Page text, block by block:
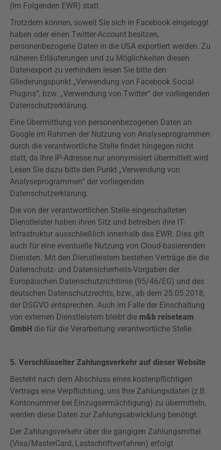
(Im Folgenden EWR) statt.
Trotzdem können, soweit Sie sich in Facebook eingeloggt
haben oder einen Twitter-Account besitzen,
personenbezogene Daten in die USA exportiert werden. Zu
näheren Erläuterungen und zu Möglichkeiten diesen
Datenexport zu verhindern lesen Sie bitte den
Gliederungspunkt „Verwendung von Facebook Social
Plugins“, bzw. „Verwendung von Twitter“ der vorliegenden
Datenschutzerklärung.
Eine Übermittlung von personenbezogenen Daten an
Google im Rahmen der Nutzung von Analyseprogrammen
durch die verantwortliche Stelle findet hingegen nicht
statt, da Ihre IP-Adresse nur anonymisiert übermittelt wird.
Lesen Sie dazu bitte den Punkt „Verwendung von
Analyseprogrammen“ der vorliegenden
Datenschutzerklärung.
Die von der verantwortlichen Stelle eingeschalteten
Dienstleister haben ihren Sitz und betreiben ihre IT-
Infrastruktur ausschließlich innerhalb des EWR. Dies gilt
auch für eine eventuelle Nutzung von Cloud-basierenden
Diensten. Mit den Dienstleistern bestehen Verträge die die
Datenschutz- und Datensicherheits-Vorgaben der
Europäischen Datenschutzrichtlinie (95/46/EG) und des
deutschen Datenschutzrechts, bzw., ab dem 25.05.2018,
der DSGVO entsprechen. Auch im Falle der Einschaltung
von externen Dienstleistern bleibt die m&b reiseteam
GmbH die für die Verarbeitung verantwortliche Stelle.
5. Verschlüsselter Zahlungsverkehr auf dieser Website
Besteht nach dem Abschluss eines kostenpflichtigen
Vertrags eine Verpflichtung, uns Ihre Zahlungsdaten (z.B.
Kontonummer bei Einzugsermächtigung) zu übermitteln,
werden diese Daten zur Zahlungsabwicklung benötigt.
Der Zahlungsverkehr über die gängigen Zahlungsmittel
(Visa/MasterCard, Lastschriftverfahren) erfolgt